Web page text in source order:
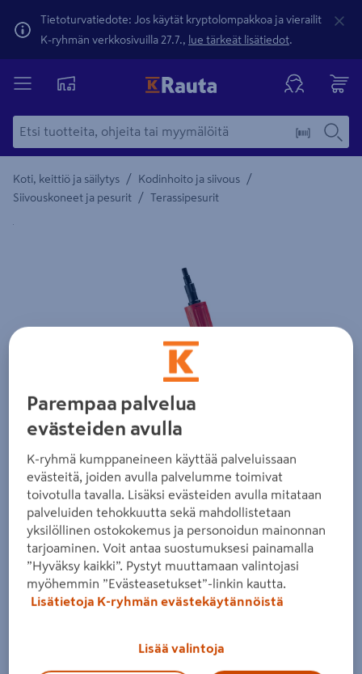
Tietoturvatiedote: Jos käytät kryptolompakkoa ja vierailit
K-ryhmän verkkosivuilla 27.7., lue tärkeät lisätiedot.
Koti, keittiö ja säilytys / Kodinhoito ja siivous /
Siivouskoneet ja pesurit / Terassipesurit
Yksityiskohtainen kuvaus löytyy Tuotteen kuvaus -
Parempaa palvelua
evästeiden avulla
K-ryhmä kumppaneineen käyttää palveluissaan
evästeitä, joiden avulla palvelumme toimivat
toivotulla tavalla. Lisäksi evästeiden avulla mitataan
palveluiden tehokkuutta sekä mahdollistetaan
yksilöllinen ostokokemus ja personoidun mainonnan
tarjoaminen. Voit antaa suostumuksesi painamalla
”Hyväksy kaikki”. Pystyt muuttamaan valintojasi
myöhemmin ”Evästeasetukset”-linkin kautta.
Lisätietoja K-ryhmän evästekäytännöistä
Lisää valintoja